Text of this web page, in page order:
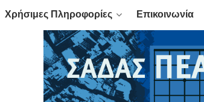
Χρήσιμες Πληροφορίες Επικοινωνία